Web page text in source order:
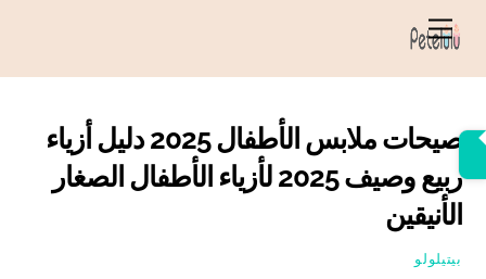
تخطي
قائمة
الطعام
صيحات ملابس الأطفال 2025 دليل أزياء
ربيع وصيف 2025 لأزياء الأطفال الصغار
الأنيقين
بيتيلولو